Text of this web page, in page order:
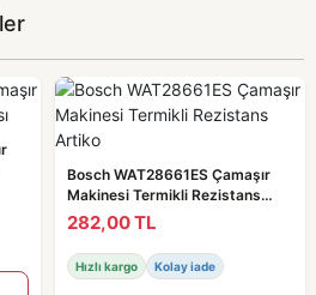
Bosch WAT28661ES Çamaşır
Makinesi Termikli Rezistans
Artiko
282,00 TL
Hızlı kargo Kolay iade